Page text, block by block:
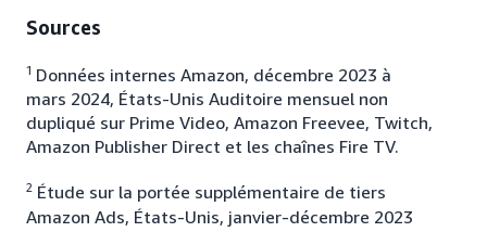
Sources
1 Données internes Amazon, décembre 2023 à
mars 2024, États-Unis Auditoire mensuel non
dupliqué sur Prime Video, Amazon Freevee, Twitch,
Amazon Publisher Direct et les chaînes Fire TV.
2 Étude sur la portée supplémentaire de tiers
Amazon Ads, États-Unis, janvier-décembre 2023